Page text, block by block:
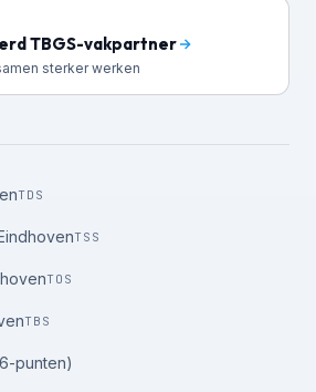
TBGS-vakpartner
sterker werken
TDS
TSS
TOS
TBS
punten)